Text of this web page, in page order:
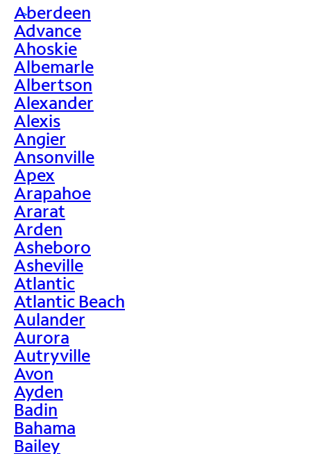
>
Aberdeen
Advance
Ahoskie
Albemarle
Albertson
Alexander
Alexis
Angier
Ansonville
Apex
Arapahoe
Ararat
Arden
Asheboro
Asheville
Atlantic
Atlantic Beach
Aulander
Aurora
Autryville
Avon
Ayden
Badin
Bahama
Bailey